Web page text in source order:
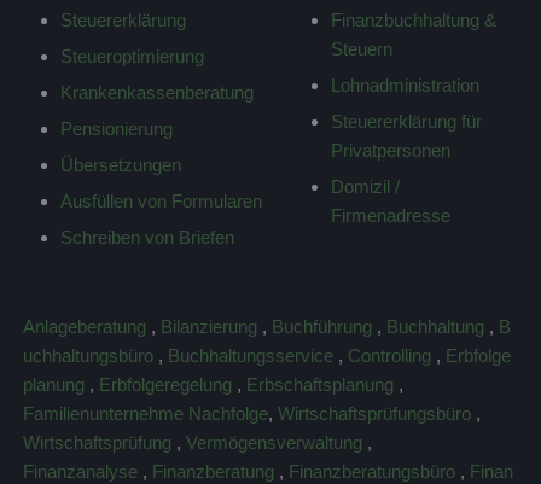
Steuererklärung
Steueroptimierung
Krankenkassenberatung
Pensionierung
Übersetzungen
Ausfüllen von Formularen
Schreiben von Briefen
Finanzbuchhaltung &
Steuern
Lohnadministration
Steuererklärung für
Privatpersonen
Domizil /
Firmenadresse
Anlageberatung , Bilanzierung , Buchführung , Buchhaltung , B
uchhaltungsbüro , Buchhaltungsservice , Controlling , Erbfolge
planung , Erbfolgeregelung , Erbschaftsplanung ,
Familienunternehme Nachfolge,Wirtschaftsprüfungsbüro ,
Wirtschaftsprüfung ,Vermögensverwaltung ,
Finanzanalyse , Finanzberatung , Finanzberatungsbüro , Finan